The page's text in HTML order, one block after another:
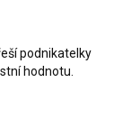
podnikatelky
hodnotu.